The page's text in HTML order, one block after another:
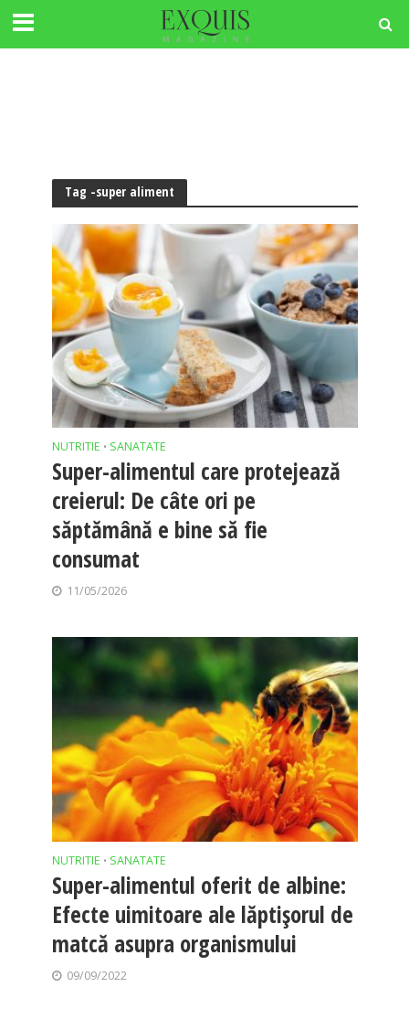
Tag -super aliment
NUTRITIE • SANATATE
Super-alimentul care protejează
creierul: De câte ori pe
săptămână e bine să fie
consumat
11/05/2026
NUTRITIE • SANATATE
Super-alimentul oferit de albine:
Efecte uimitoare ale lăptişorul de
matcă asupra organismului
09/09/2022